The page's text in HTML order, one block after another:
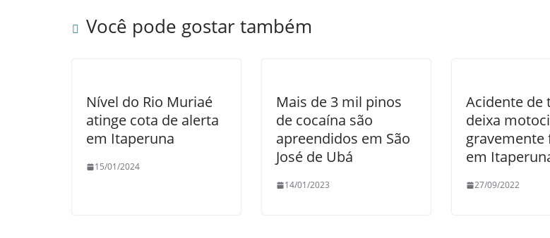
o p
Você pode gostar também
Nível do Rio Muriaé
atinge cota de alerta
em Itaperuna
15/01/2024
Mais de 3 mil pinos
de cocaína são
apreendidos em São
José de Ubá
14/01/2023
Acidente de
deixa
gravemente
em
27/09/2022